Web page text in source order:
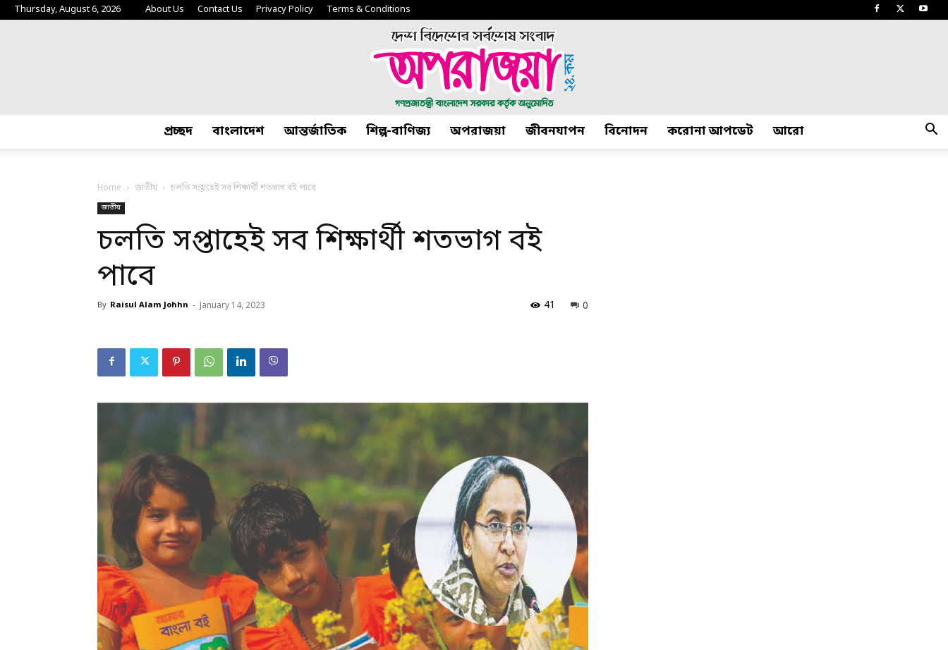
Thursday, August 6, 2026 About Us Contact Us Privacy Policy Terms & Conditions
প্রচ্ছদ বাংলাদেশ আন্তর্জাতিক শিল্প-বাণিজ্য অপরাজয়া জীবনযাপন বিনোদন করোনা আপডেট আরো
Home জাতীয় চলতি সপ্তাহেই সব শিক্ষার্থী শতভাগ বই পাবে
জাতীয়
চলতি সপ্তাহেই সব শিক্ষার্থী শতভাগ বই
পাবে
By Raisul Alam Johhn - January 14, 2023 0
41